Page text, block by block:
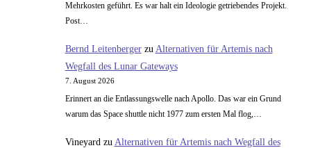
Mehrkosten geführt. Es war halt ein Ideologie getriebendes Projekt.
Post…
Bernd Leitenbergerzu Alternativen für Artemis nach
Wegfall des Lunar Gateways
7. August 2026
Erinnert an die Entlassungswelle nach Apollo. Das war ein Grund
warum das Space shuttle nicht 1977 zum ersten Mal flog,…
Vineyard zu Alternativen für Artemis nach Wegfall des